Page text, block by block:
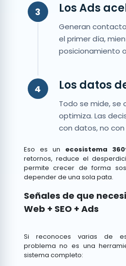
3 Los Ads
Generan
el primer día,
posicionamiento
4 Los datos
Todo se mide, se
optimiza. Las
con datos, no
Eso es un ecosistema
retornos, reduce el
permite crecer de forma
depender de una sola pata.
Señales de que
Web + SEO + Ads
Si reconoces varias de
problema no es una
sistema completo: